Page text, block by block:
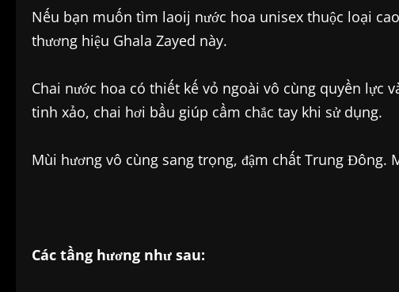
Nếu bạn muốn tìm laoij nước hoa unisex thuộc loại
thương hiệu Ghala Zayed này.
Chai nước hoa có thiết kế vỏ ngoài vô cùng quyền lực
tinh xảo, chai hơi bầu giúp cầm chắc tay khi sử dụng.
Mùi hương vô cùng sang trọng, đậm chất Trung Đông.
Các tầng hương như sau: